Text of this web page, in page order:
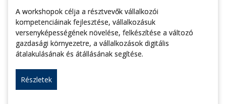
A workshopok célja a résztvevők vállalkozói
kompetenciáinak fejlesztése, vállalkozásuk
versenyképességének növelése, felkészítése a változó
gazdasági környezetre, a vállalkozások digitális
átalakulásának és átállásának segítése.
Részletek